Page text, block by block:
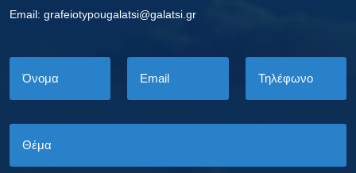
Εmail: grafeiotypougalatsi@galatsi.gr